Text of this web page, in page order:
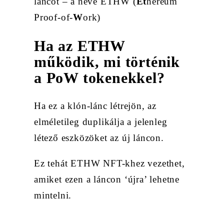
Proof-of-Work)
Ha az ETHW
működik, mi történik
a PoW tokenekkel?
Ha ez a klón-lánc létrejön, az
elméletileg duplikálja a jelenleg
létező eszközöket az új láncon.
Ez tehát ETHW NFT-khez vezethet,
amiket ezen a láncon ‘újra’ lehetne
mintelni.